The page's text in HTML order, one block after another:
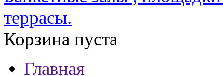
Корзина пуста
Главная